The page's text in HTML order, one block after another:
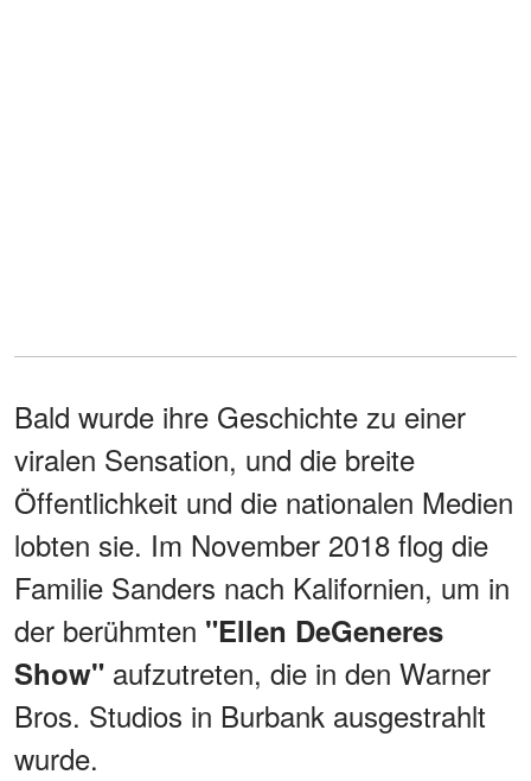
Bald wurde ihre Geschichte zu einer
viralen Sensation, und die breite
Öffentlichkeit und die nationalen Medien
lobten sie. Im November 2018 flog die
Familie Sanders nach Kalifornien, um in
der berühmten "Ellen DeGeneres
Show" aufzutreten, die in den Warner
Bros. Studios in Burbank ausgestrahlt
wurde.